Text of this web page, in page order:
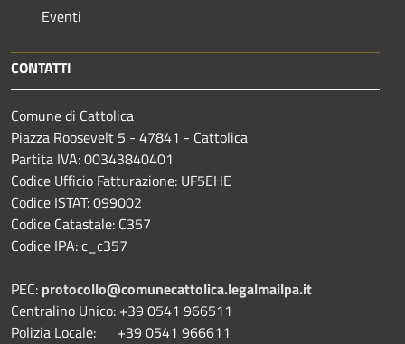
Eventi
CONTATTI
Comune di Cattolica
Piazza Roosevelt 5 - 47841 - Cattolica
Partita IVA: 00343840401
Codice Ufficio Fatturazione: UF5EHE
Codice ISTAT: 099002
Codice Catastale: C357
Codice IPA: c_c357
PEC: protocollo@comunecattolica.legalmailpa.it
Centralino Unico: +39 0541 966511
Polizia Locale: +39 0541 966611